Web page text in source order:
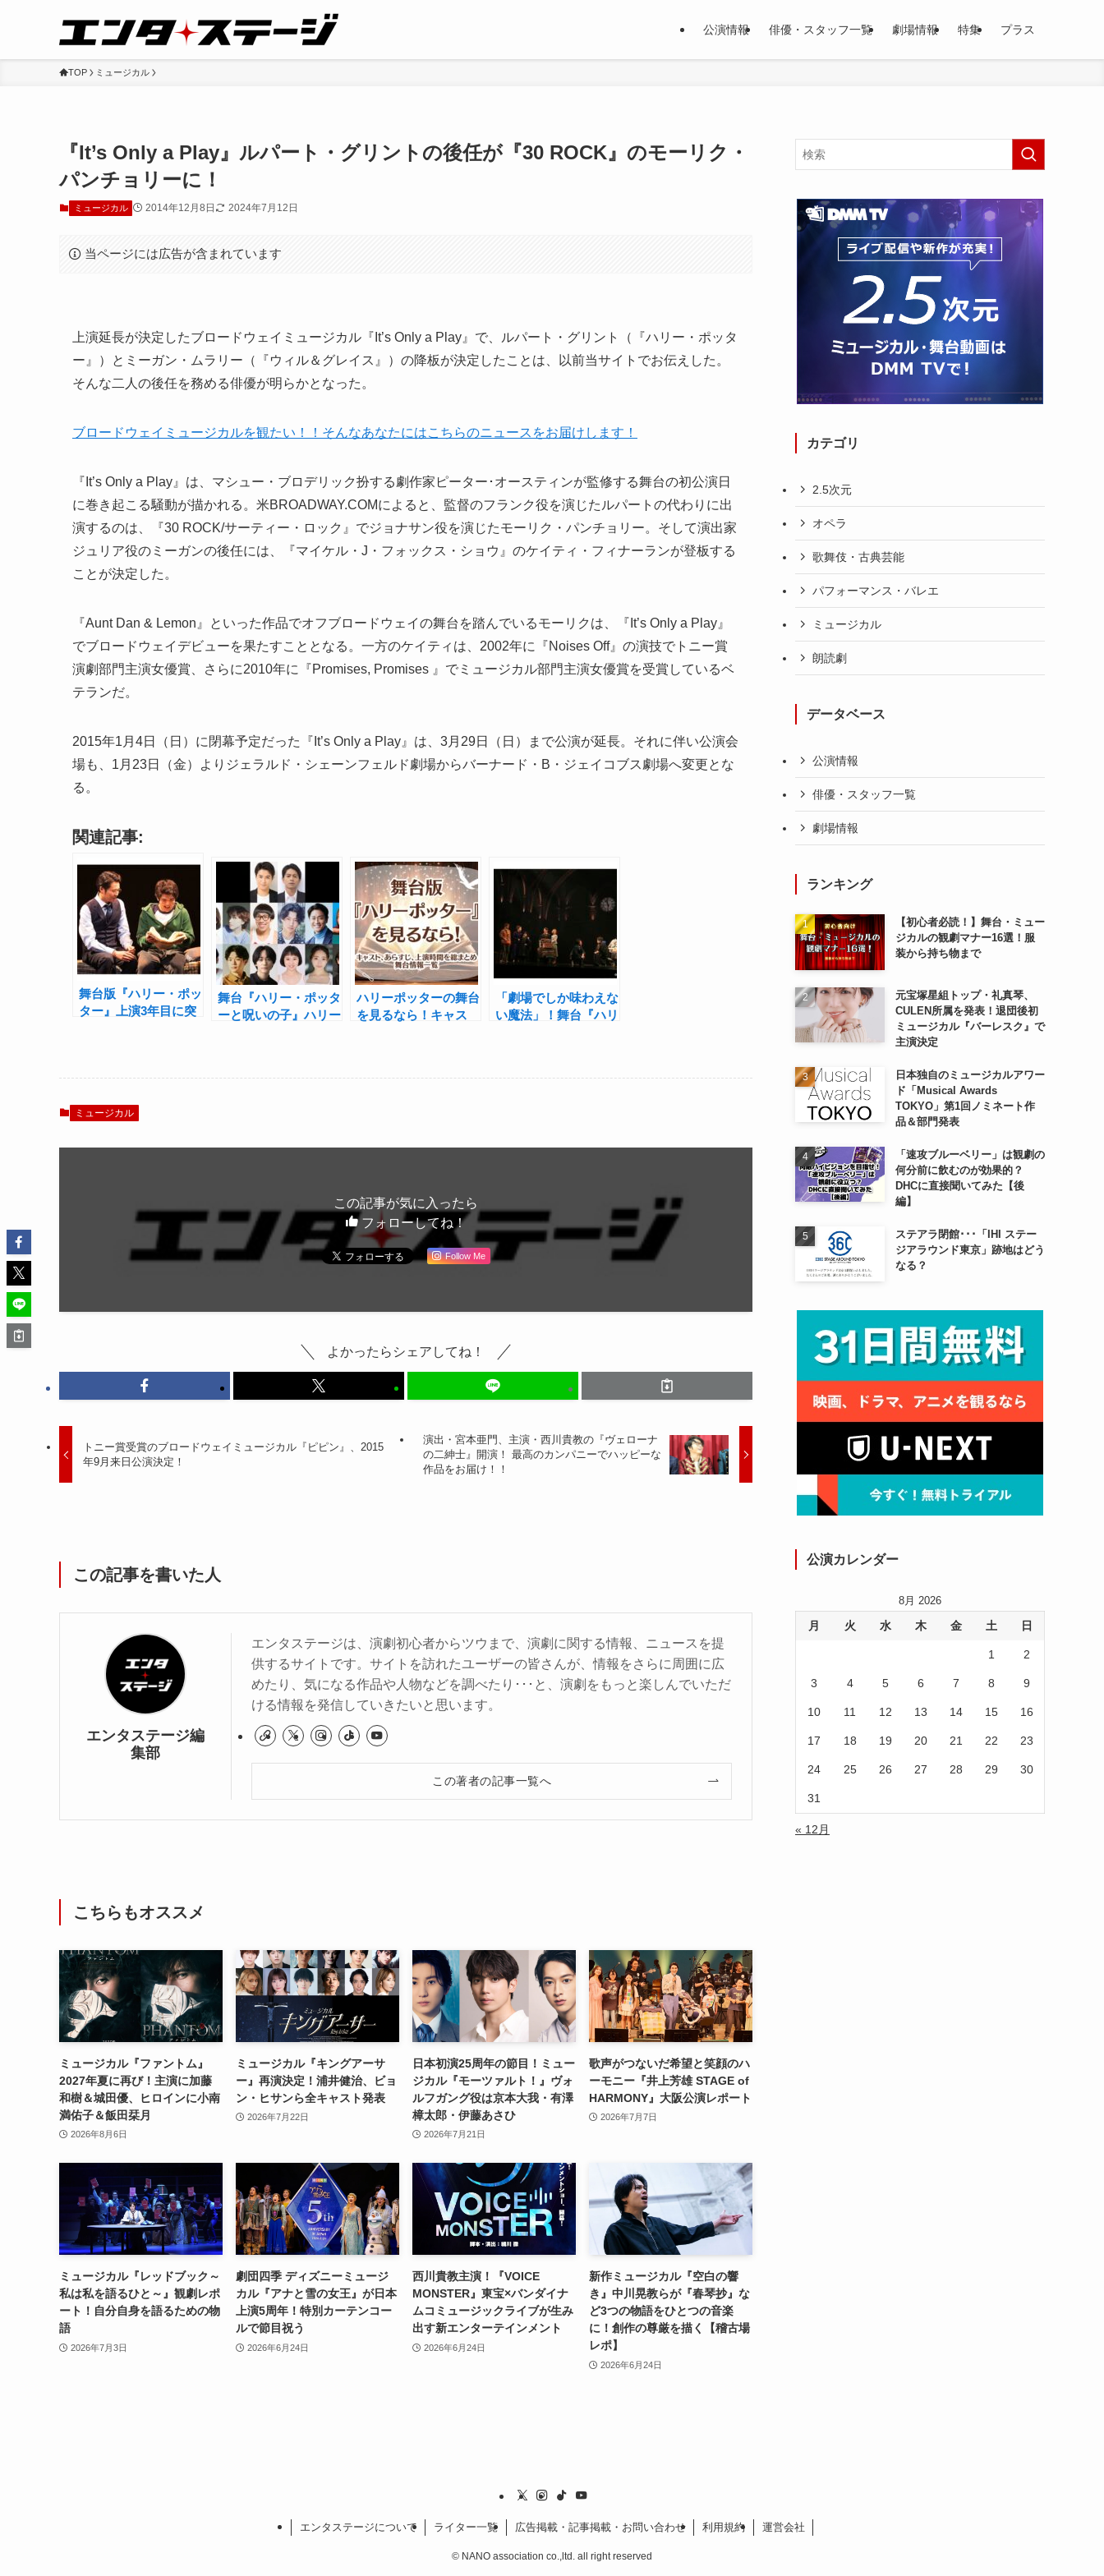
公演情報 俳優・スタッフ一覧 劇場情報 特集 プラス
TOP ミュージカル
『It’s Only a Play』ルパート・グリントの後任が『30 ROCK』のモーリク・
パンチョリーに！
ミュージカル 2014年12月8日 2024年7月12日
当ページには広告が含まれています
上演延長が決定したブロードウェイミュージカル『It’s Only a Play』で、ルパート・グリント（『ハリー・ポッタ
ー』）とミーガン・ムラリー（『ウィル＆グレイス』）の降板が決定したことは、以前当サイトでお伝えした。
そんな二人の後任を務める俳優が明らかとなった。
ブロードウェイミュージカルを観たい！！そんなあなたにはこちらのニュースをお届けします！
『It’s Only a Play』は、マシュー・ブロデリック扮する劇作家ピーター･オースティンが監修する舞台の初公演日
に巻き起こる騒動が描かれる。米BROADWAY.COMによると、監督のフランク役を演じたルパートの代わりに出
演するのは、『30 ROCK/サーティー・ロック』でジョナサン役を演じたモーリク・パンチョリー。そして演出家
ジュリア役のミーガンの後任には、『マイケル・J・フォックス・ショウ』のケイティ・フィナーランが登板する
ことが決定した。
『Aunt Dan & Lemon』といった作品でオフブロードウェイの舞台を踏んでいるモーリクは、『It’s Only a Play』
でブロードウェイデビューを果たすこととなる。一方のケイティは、2002年に『Noises Off』の演技でトニー賞
演劇部門主演女優賞、さらに2010年に『Promises, Promises 』でミュージカル部門主演女優賞を受賞しているベ
テランだ。
2015年1月4日（日）に閉幕予定だった『It’s Only a Play』は、3月29日（日）まで公演が延長。それに伴い公演会
場も、1月23日（金）よりジェラルド・シェーンフェルド劇場からバーナード・B・ジェイコブス劇場へ変更とな
る。
関連記事:
舞台版『ハリー・ポッ
ター』上演3年目に突
舞台『ハリー・ポッタ
ーと呪いの子』ハリー
ハリーポッターの舞台
を見るなら！キャス
「劇場でしか味わえな
い魔法」！舞台『ハリ
ミュージカル
この記事が気に入ったら
フォローしてね！
Follow Me
よかったらシェアしてね！
トニー賞受賞のブロードウェイミュージカル『ピピン』、2015
年9月来日公演決定！
演出・宮本亜門、主演・西川貴教の『ヴェローナ
の二紳士』開演！ 最高のカンパニーでハッピーな
作品をお届け！！
この記事を書いた人
エンタステージ編
集部
エンタステージは、演劇初心者からツウまで、演劇に関する情報、ニュースを提
供するサイトです。サイトを訪れたユーザーの皆さんが、情報をさらに周囲に広
めたり、気になる作品や人物などを調べたり･･･と、演劇をもっと楽しんでいただ
ける情報を発信していきたいと思います。
この著者の記事一覧へ
こちらもオススメ
ミュージカル『ファントム』
2027年夏に再び！主演に加藤
和樹＆城田優、ヒロインに小南
満佑子＆飯田栞月
2026年8月6日
ミュージカル『キングアーサ
ー』再演決定！浦井健治、ビョ
ン・ヒサンら全キャスト発表
2026年7月22日
日本初演25周年の節目！ミュー
ジカル『モーツァルト！』ヴォ
ルフガング役は京本大我・有澤
樟太郎・伊藤あさひ
2026年7月21日
歌声がつないだ希望と笑顔のハ
ーモニー『井上芳雄 STAGE of
HARMONY』大阪公演レポート
2026年7月7日
ミュージカル『レッドブック～
私は私を語るひと～』観劇レポ
ート！自分自身を語るための物
語
2026年7月3日
劇団四季 ディズニーミュージ
カル『アナと雪の女王』が日本
上演5周年！特別カーテンコー
ルで節目祝う
2026年6月24日
西川貴教主演！『VOICE
MONSTER』東宝×バンダイナ
ムコミュージックライブが生み
出す新エンターテインメント
2026年6月24日
新作ミュージカル『空白の響
き』中川晃教らが『春琴抄』な
ど3つの物語をひとつの音楽
に！創作の尊厳を描く【稽古場
レポ】
2026年6月24日
カテゴリ
2.5次元
オペラ
歌舞伎・古典芸能
パフォーマンス・バレエ
ミュージカル
朗読劇
データベース
公演情報
俳優・スタッフ一覧
劇場情報
ランキング
【初心者必読！】舞台・ミュー
ジカルの観劇マナー16選！服
装から持ち物まで
元宝塚星組トップ・礼真琴、
CULEN所属を発表！退団後初
ミュージカル『バーレスク』で
主演決定
日本独自のミュージカルアワー
ド「Musical Awards
TOKYO」第1回ノミネート作
品＆部門発表
「速攻ブルーベリー」は観劇の
何分前に飲むのが効果的？
DHCに直接聞いてみた【後
編】
ステアラ閉館･･･「IHI ステー
ジアラウンド東京」跡地はどう
なる？
公演カレンダー
8月 2026
月 火 水 木 金 土 日
1 2
3 4 5 6 7 8 9
10 11 12 13 14 15 16
17 18 19 20 21 22 23
24 25 26 27 28 29 30
31
« 12月
エンタステージについて ライター一覧 広告掲載・記事掲載・お問い合わせ 利用規約 運営会社
© NANO association co.,ltd. all right reserved